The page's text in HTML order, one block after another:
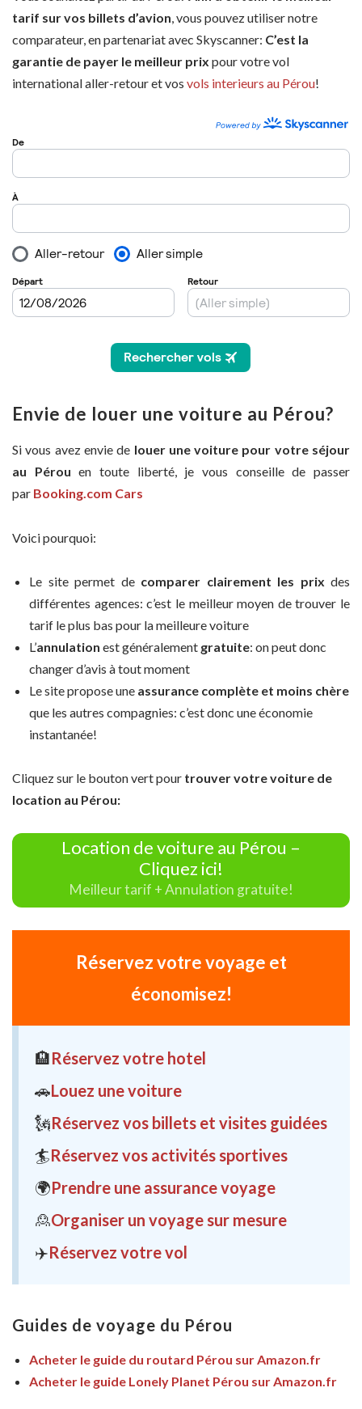
tarif sur vos billets d’avion , vous pouvez utiliser notre
comparateur, en partenariat avec Skyscanner: C’est la
garantie de payer le meilleur prix pour votre vol
international aller-retour et vos vols interieurs au Pérou!
Envie de louer une voiture au Pérou?
Si vous avez envie de louer une voiture pour votre séjour
au Pérouen toute liberté, je vous conseille de passer
par Booking.com Cars
Voici pourquoi:
Le site permet de comparer clairement les prix des
différentes agences: c’est le meilleur moyen de trouver le
tarif le plus bas pour la meilleure voiture
L’annulation est généralement gratuite: on peut donc
changer d’avis à tout moment
Le site propose une assurance complète et moins chère
que les autres compagnies: c’est donc une économie
instantanée!
Cliquez sur le bouton vert pour trouver votre voiture de
location au Pérou:
Location de voiture au Pérou –
Cliquez ici!
Meilleur tarif + Annulation gratuite!
Réservez votre voyage et
économisez!
🏨Réservez votre hotel
🚗Louez une voiture
🗽Réservez vos billets et visites guidées
🏄Réservez vos activités sportives
🌍Prendre une assurance voyage
🙎Organiser un voyage sur mesure
✈️Réservez votre vol
Guides de voyage du Pérou
Acheter le guide du routard Pérou sur Amazon.fr
Acheter le guide Lonely Planet Pérou sur Amazon.fr